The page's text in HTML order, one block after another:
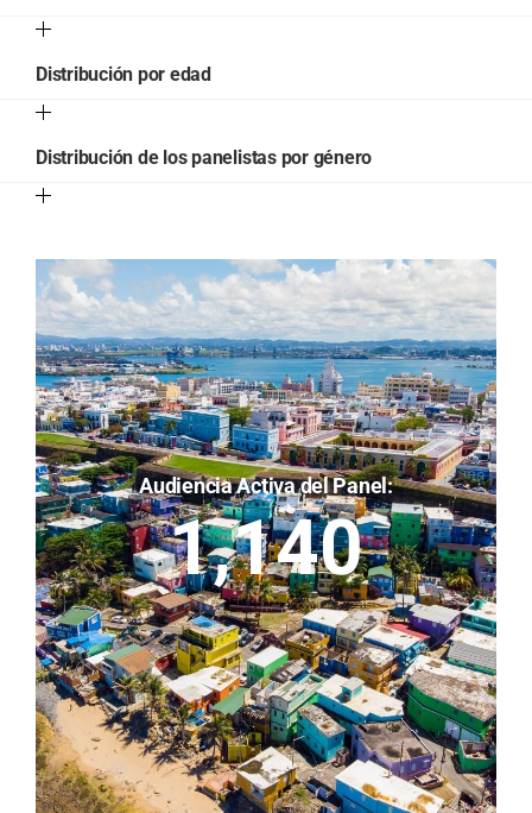
Distribución por edad
Distribución de los panelistas por género
Audiencia Activa del Panel:
1,140